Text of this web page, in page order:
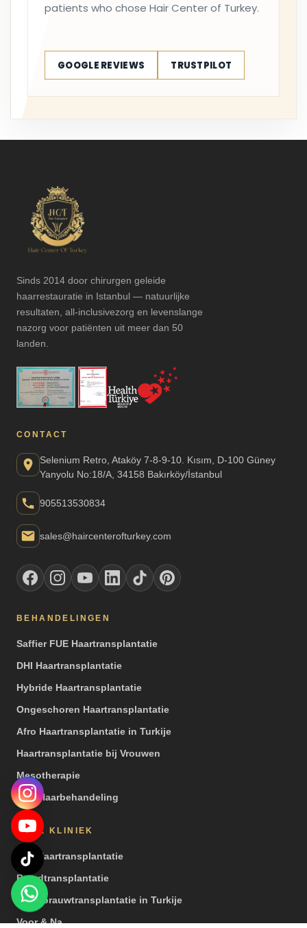
patients who chose Hair Center of Turkey.
GOOGLE REVIEWS TRUSTPILOT
Sinds 2014 door chirurgen geleide
haarrestauratie in Istanbul — natuurlijke
resultaten, all-inclusivezorg en levenslange
nazorg voor patiënten uit meer dan 50
landen.
CONTACT
Selenium Retro, Ataköy 7-8-9-10. Kısım, D-100 Güney
Yanyolu No:18/A, 34158 Bakırköy/İstanbul
905513530834
sales@haircenterofturkey.com
BEHANDELINGEN
Saffier FUE Haartransplantatie
DHI Haartransplantatie
Hybride Haartransplantatie
Ongeschoren Haartransplantatie
Afro Haartransplantatie in Turkije
Haartransplantatie bij Vrouwen
Mesotherapie
PRP Haarbehandeling
ONZE KLINIEK
Een Haartransplantatie
Baardtransplantatie
Wenkbrauwtransplantatie in Turkije
Voor & Na